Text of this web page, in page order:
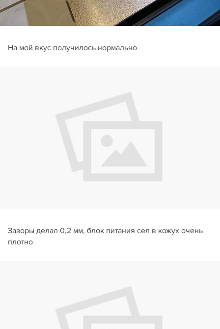
На мой вкус получилось нормально
Зазоры делал 0,2 мм, блок питания сел в кожух очень
плотно